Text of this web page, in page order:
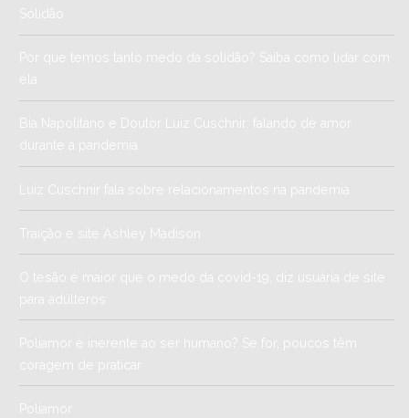
Solidão
Por que temos tanto medo da solidão? Saiba como lidar com
ela
Bia Napolitano e Doutor Luiz Cuschnir: falando de amor
durante a pandemia
Luiz Cuschnir fala sobre relacionamentos na pandemia
Traição e site Ashley Madison
O tesão é maior que o medo da covid-19, diz usuária de site
para adúlteros
Poliamor é inerente ao ser humano? Se for, poucos têm
coragem de praticar
Poliamor